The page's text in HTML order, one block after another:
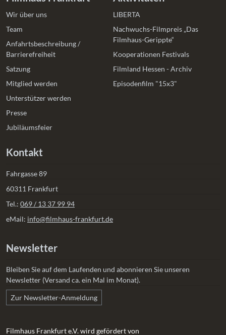
Wir über uns
Team
Anfahrtsbeschreibung /
Barrierefreiheit
Satzung
Mitglied werden
Unterstützer werden
Presse
Jubiläumsfeier
LIBERTA
Nachwuchs-Filmpreis „Das
Filmhaus-Gerippte“
Kooperationen Festivals
Filmland Hessen - Archiv
Episodenfilm "15x3"
Kontakt
Fahrgasse 89
60311 Frankfurt
Tel.: 069 / 13 37 99 94
eMail: info@filmhaus-frankfurt.de
Newsletter
Bleiben Sie auf dem Laufenden und abonnieren Sie unseren
Newsletter (Versand ca. ein Mal im Monat).
Zur Newsletter-Anmeldung
Filmhaus Frankfurt e.V. wird gefördert von